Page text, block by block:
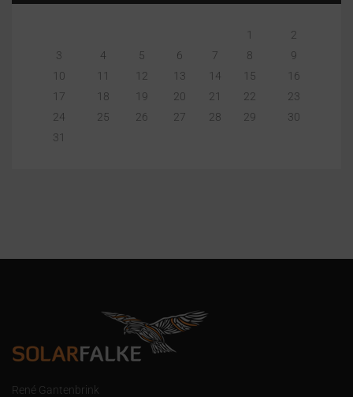
1
2
3
4 5 6 7 8
9
10
11 12 13 14 15
16
17
18 19 20 21 22
23
24
25 26 27 28 29
30
31
René Gantenbrink